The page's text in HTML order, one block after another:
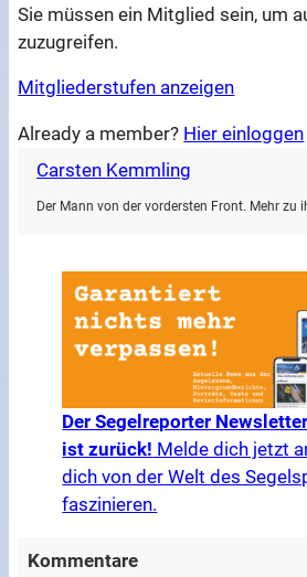
Sie müssen ein Mitglied sein, um
zuzugreifen.
Mitgliederstufen anzeigen
Already a member? Hier einloggen
Carsten Kemmling
Der Mann von der vordersten Front. Mehr zu
Der Segelreporter
ist zurück! Melde dich jetzt
dich von der Welt des
faszinieren.
Kommentare